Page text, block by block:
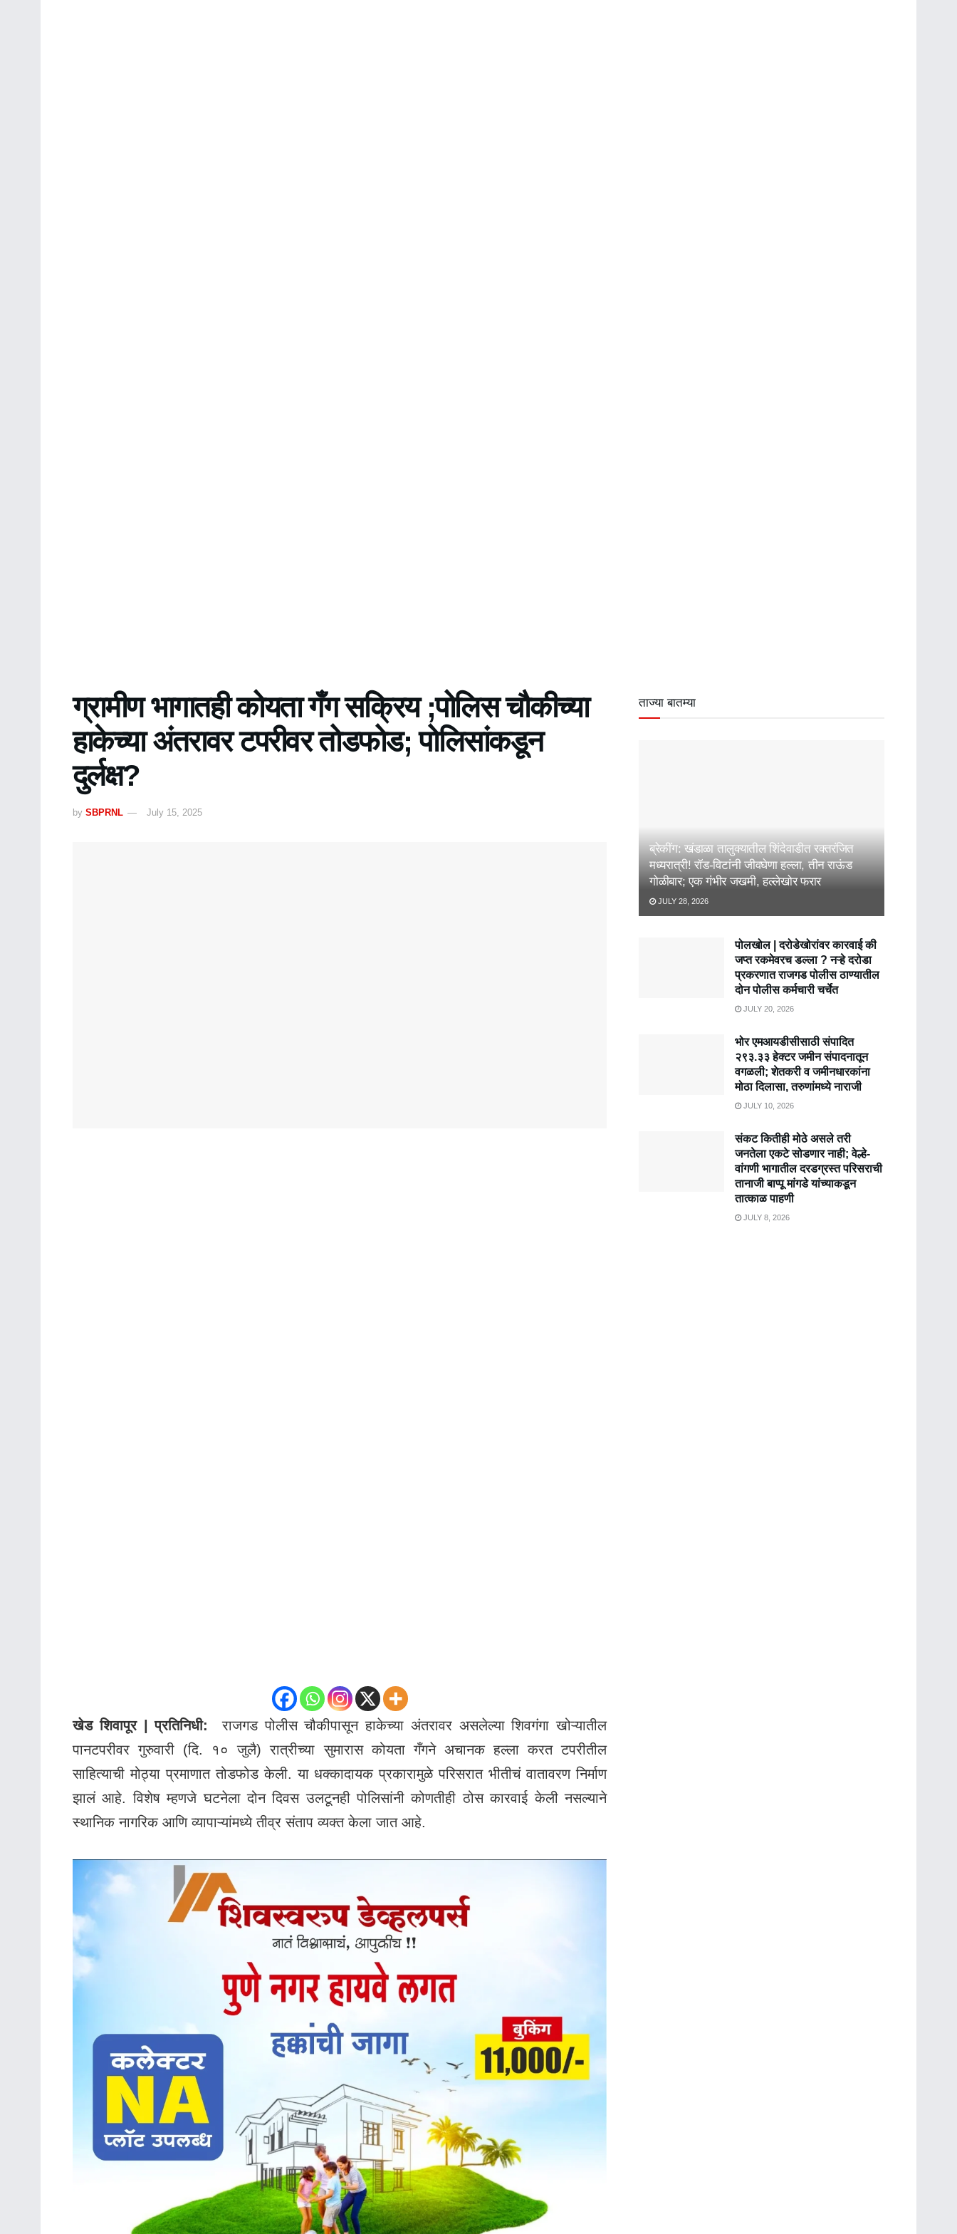
ग्रामीण भागातही कोयता गँग सक्रिय ;पोलिस चौकीच्या
हाकेच्या अंतरावर टपरीवर तोडफोड; पोलिसांकडून
दुर्लक्ष?
by SBPRNL July 15, 2025
खेड शिवापूर | प्रतिनिधी:
राजगड पोलीस चौकीपासून हाकेच्या अंतरावर असलेल्या शिवगंगा खोऱ्यातील
पानटपरीवर गुरुवारी (दि. १० जुलै) रात्रीच्या सुमारास कोयता गँगने अचानक हल्ला करत टपरीतील
साहित्याची मोठ्या प्रमाणात तोडफोड केली. या धक्कादायक प्रकारामुळे परिसरात भीतीचं वातावरण निर्माण
झालं आहे. विशेष म्हणजे घटनेला दोन दिवस उलटूनही पोलिसांनी कोणतीही ठोस कारवाई केली नसल्याने
स्थानिक नागरिक आणि व्यापाऱ्यांमध्ये तीव्र संताप व्यक्त केला जात आहे.
ताज्या बातम्या
ब्रेकींग: खंडाळा तालुक्यातील शिंदेवाडीत रक्तरंजित
मध्यरात्री! रॉड-विटांनी जीवघेणा हल्ला, तीन राऊंड
गोळीबार; एक गंभीर जखमी, हल्लेखोर फरार
JULY 28, 2026
पोलखोल | दरोडेखोरांवर कारवाई की
जप्त रकमेवरच डल्ला ? नऱ्हे दरोडा
प्रकरणात राजगड पोलीस ठाण्यातील
दोन पोलीस कर्मचारी चर्चेत
JULY 20, 2026
भोर एमआयडीसीसाठी संपादित
२९३.३३ हेक्टर जमीन संपादनातून
वगळली; शेतकरी व जमीनधारकांना
मोठा दिलासा, तरुणांमध्ये नाराजी
JULY 10, 2026
संकट कितीही मोठे असले तरी
जनतेला एकटे सोडणार नाही; वेल्हे-
वांगणी भागातील दरडग्रस्त परिसराची
तानाजी बाप्पू मांगडे यांच्याकडून
तात्काळ पाहणी
JULY 8, 2026